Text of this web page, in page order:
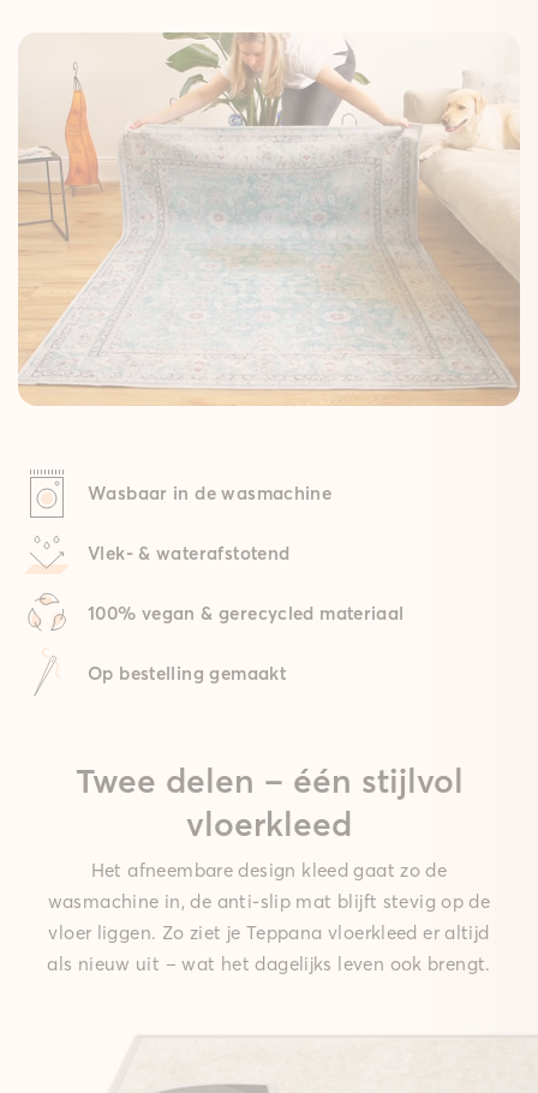
Wasbaar in de wasmachine
Vlek- & waterafstotend
100% vegan & gerecycled materiaal
Op bestelling gemaakt
Twee delen – één stijlvol
vloerkleed
Het afneembare design kleed gaat zo de
wasmachine in, de anti-slip mat blijft stevig op de
vloer liggen. Zo ziet je Teppana vloerkleed er altijd
als nieuw uit – wat het dagelijks leven ook brengt.